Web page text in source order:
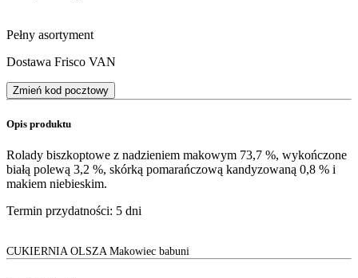
Pełny asortyment
Dostawa Frisco VAN
Zmień kod pocztowy
Opis produktu
Rolady biszkoptowe z nadzieniem makowym 73,7 %, wykończone
białą polewą 3,2 %, skórką pomarańczową kandyzowaną 0,8 % i
makiem niebieskim.
Termin przydatności: 5 dni
CUKIERNIA OLSZA Makowiec babuni